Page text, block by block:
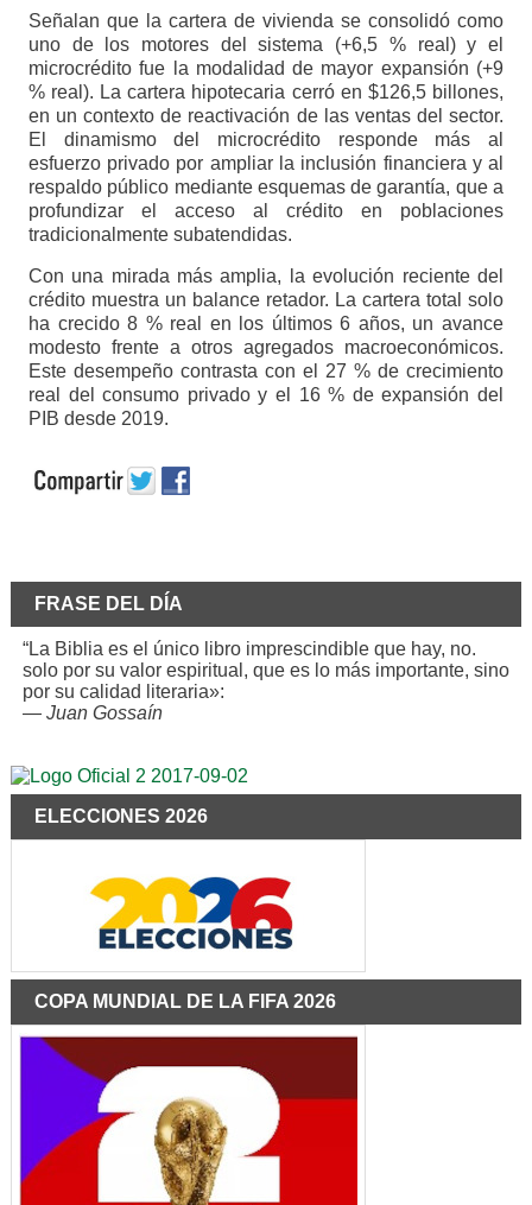
Señalan que la cartera de vivienda se consolidó como
uno de los motores del sistema (+6,5 % real) y el
microcrédito fue la modalidad de mayor expansión (+9
% real). La cartera hipotecaria cerró en $126,5 billones,
en un contexto de reactivación de las ventas del sector.
El dinamismo del microcrédito responde más al
esfuerzo privado por ampliar la inclusión financiera y al
respaldo público mediante esquemas de garantía, que a
profundizar el acceso al crédito en poblaciones
tradicionalmente subatendidas.
Con una mirada más amplia, la evolución reciente del
crédito muestra un balance retador. La cartera total solo
ha crecido 8 % real en los últimos 6 años, un avance
modesto frente a otros agregados macroeconómicos.
Este desempeño contrasta con el 27 % de crecimiento
real del consumo privado y el 16 % de expansión del
PIB desde 2019.
FRASE DEL DÍA
“La Biblia es el único libro imprescindible que hay, no.
solo por su valor espiritual, que es lo más importante, sino
por su calidad literaria»:
— Juan Gossaín
ELECCIONES 2026
COPA MUNDIAL DE LA FIFA 2026